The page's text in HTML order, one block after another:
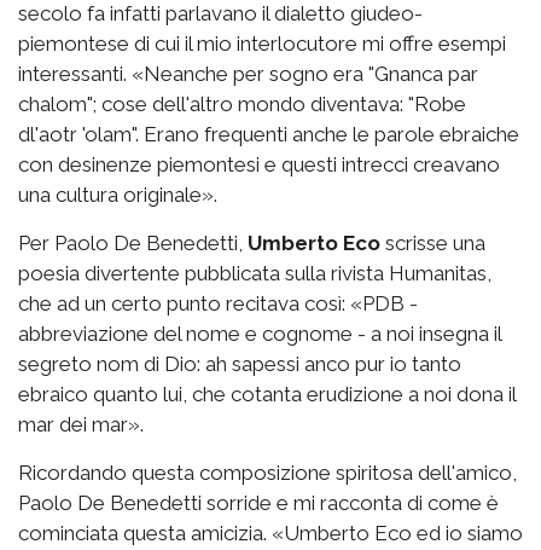
secolo fa infatti parlavano il dialetto giudeo-
piemontese di cui il mio interlocutore mi offre esempi
interessanti. «Neanche per sogno era "Gnanca par
chalom"; cose dell'altro mondo diventava: "Robe
dl'aotr 'olam". Erano frequenti anche le parole ebraiche
con desinenze piemontesi e questi intrecci creavano
una cultura originale».
Per Paolo De Benedetti, Umberto Eco scrisse una
poesia divertente pubblicata sulla rivista Humanitas,
che ad un certo punto recitava così: «PDB -
abbreviazione del nome e cognome - a noi insegna il
segreto nom di Dio: ah sapessi anco pur io tanto
ebraico quanto lui, che cotanta erudizione a noi dona il
mar dei mar».
Ricordando questa composizione spiritosa dell'amico,
Paolo De Benedetti sorride e mi racconta di come è
cominciata questa amicizia. «Umberto Eco ed io siamo